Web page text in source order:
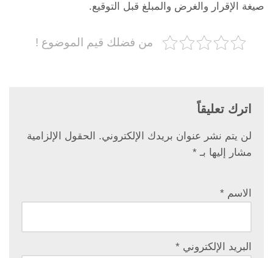
صيغة الإقرار والغرض والمبلغ قبل التوقيع.
من فضلك قيم الموضوع !
اترك تعليقاً
لن يتم نشر عنوان بريدك الإلكتروني.
الحقول الإلزامية
مشار إليها بـ *
الاسم *
البريد الإلكتروني *